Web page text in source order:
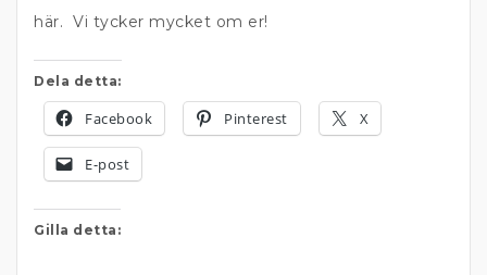
här. Vi tycker mycket om er!
Dela detta:
Facebook Pinterest X
E-post
Gilla detta: